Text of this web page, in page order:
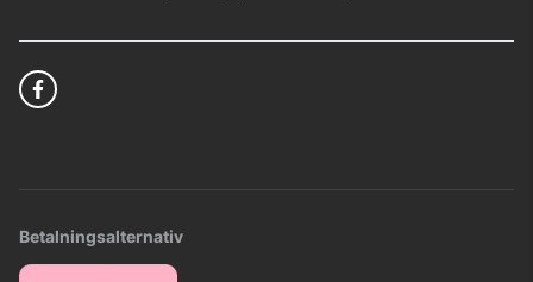
Betalningsalternativ